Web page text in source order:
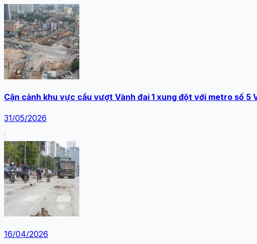
Cận cảnh khu vực cầu vượt Vành đai 1 xung đột với metro số 5
31/05/2026
16/04/2026